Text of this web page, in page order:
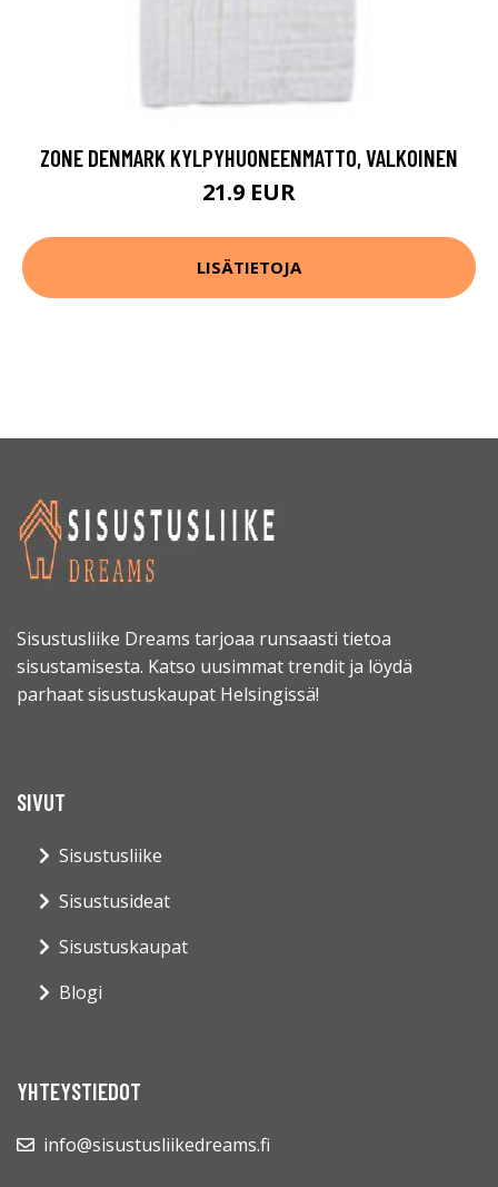
ZONE DENMARK KYLPYHUONEENMATTO, VALKOINEN
21.9 EUR
LISÄTIETOJA
Sisustusliike Dreams tarjoaa runsaasti tietoa
sisustamisesta. Katso uusimmat trendit ja löydä
parhaat sisustuskaupat Helsingissä!
SIVUT
Sisustusliike
Sisustusideat
Sisustuskaupat
Blogi
YHTEYSTIEDOT
info@sisustusliikedreams.fi